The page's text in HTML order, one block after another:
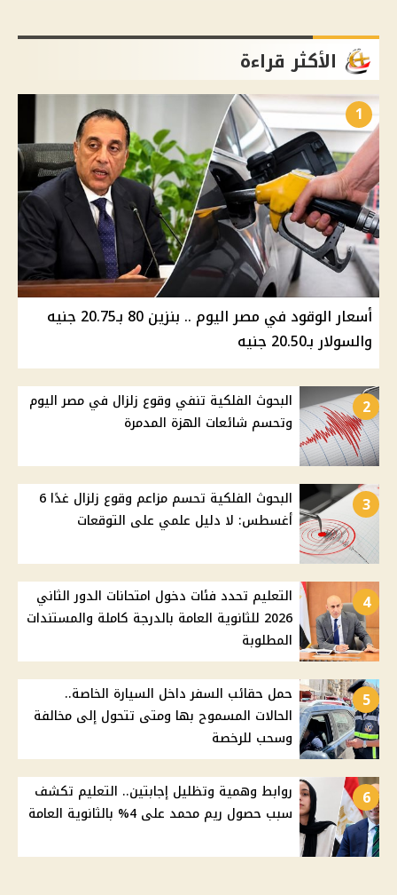
الأكثر قراءة
1
أسعار الوقود في مصر اليوم .. بنزين 80 بـ20.75 جنيه
والسولار بـ20.50 جنيه
2
البحوث الفلكية تنفي وقوع زلزال في مصر اليوم
وتحسم شائعات الهزة المدمرة
3
البحوث الفلكية تحسم مزاعم وقوع زلزال غدًا 6
أغسطس: لا دليل علمي على التوقعات
4
التعليم تحدد فئات دخول امتحانات الدور الثاني
2026 للثانوية العامة بالدرجة كاملة والمستندات
المطلوبة
5
حمل حقائب السفر داخل السيارة الخاصة..
الحالات المسموح بها ومتى تتحول إلى مخالفة
وسحب للرخصة
6
روابط وهمية وتظليل إجابتين.. التعليم تكشف
سبب حصول ريم محمد على 4% بالثانوية العامة